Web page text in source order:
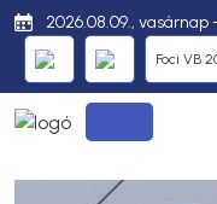
2026.08.09., vasárnap
Foci VB